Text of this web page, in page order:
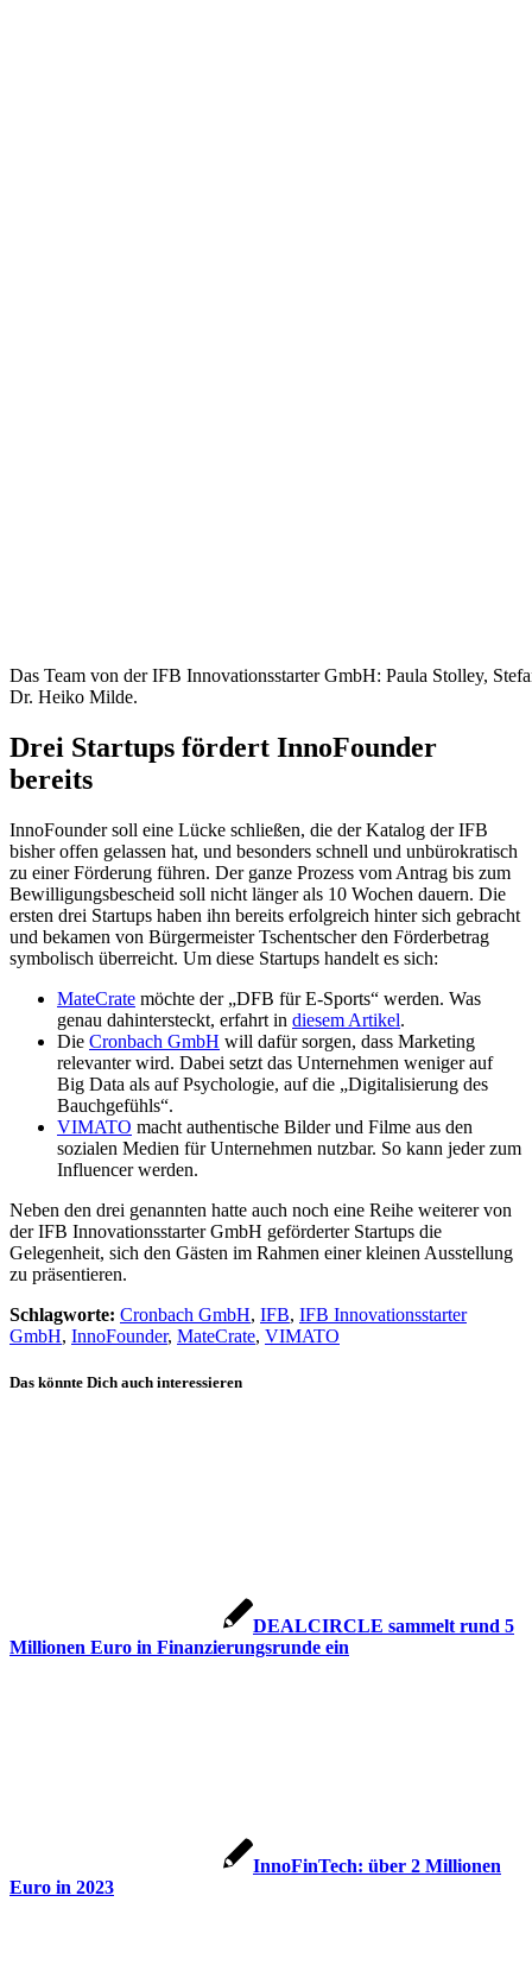
Das Team von der IFB Innovationsstarter GmbH: Paula Stolley,
Dr. Heiko Milde.
Drei Startups fördert InnoFounder
bereits
InnoFounder soll eine Lücke schließen, die der Katalog der IFB
bisher offen gelassen hat, und besonders schnell und unbürokratisch
zu einer Förderung führen. Der ganze Prozess vom Antrag bis zum
Bewilligungsbescheid soll nicht länger als 10 Wochen dauern. Die
ersten drei Startups haben ihn bereits erfolgreich hinter sich gebracht
und bekamen von Bürgermeister Tschentscher den Förderbetrag
symbolisch überreicht. Um diese Startups handelt es sich:
MateCrate möchte der „DFB für E-Sports“ werden. Was
genau dahintersteckt, erfahrt in diesem Artikel.
Die Cronbach GmbH will dafür sorgen, dass Marketing
relevanter wird. Dabei setzt das Unternehmen weniger auf
Big Data als auf Psychologie, auf die „Digitalisierung des
Bauchgefühls“.
VIMATO macht authentische Bilder und Filme aus den
sozialen Medien für Unternehmen nutzbar. So kann jeder zum
Influencer werden.
Neben den drei genannten hatte auch noch eine Reihe weiterer von
der IFB Innovationsstarter GmbH geförderter Startups die
Gelegenheit, sich den Gästen im Rahmen einer kleinen Ausstellung
zu präsentieren.
Schlagworte: Cronbach GmbH, IFB, IFB Innovationsstarter
GmbH, InnoFounder, MateCrate, VIMATO
Das könnte Dich auch interessieren
DEALCIRCLE sammelt rund 5
Millionen Euro in Finanzierungsrunde ein
InnoFinTech: über 2 Millionen
Euro in 2023